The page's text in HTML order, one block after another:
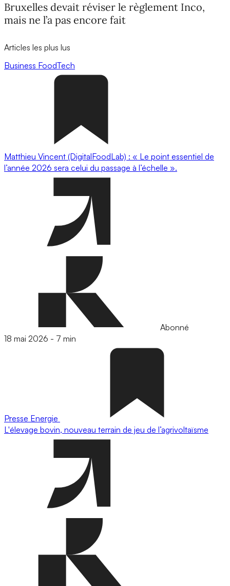
Bruxelles devait réviser le règlement Inco,
mais ne l’a pas encore fait
Articles les plus lus
Business FoodTech
Matthieu Vincent (DigitalFoodLab) : « Le point essentiel de
l’année 2026 sera celui du passage à l’échelle ».
Abonné
18 mai 2026 - 7 min
Presse Energie
L'élevage bovin, nouveau terrain de jeu de l’agrivoltaïsme